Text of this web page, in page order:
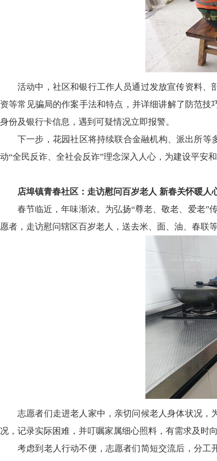
活动中，社区和银行工作人员通过发放宣传资料
资等常见骗局的作案手法和特点，并详细讲解了防范
身份及银行卡信息，遇到可疑情况立即报警。
下一步，花园社区将持续联合金融机构、派出所
动“全民反诈、全社会反诈”理念深入人心，为建设平安
店埠镇青春社区：走访慰问百岁老人 新春关怀暖人
春节临近，年味渐浓。为弘扬“尊老、敬老、爱老”
愿者，走访慰问辖区百岁老人，送去米、面、油、春联
志愿者们走进老人家中，亲切问候老人身体状况
况，记录实际困难，并叮嘱家属细心照料，有需求及时
考虑到老人行动不便，志愿者们简短交流后，分